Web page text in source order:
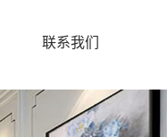
联系我们